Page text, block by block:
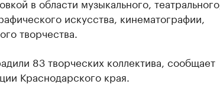
искусства, кинематографии,
творчества.
83 творческих коллектива, сообщает
Краснодарского края.